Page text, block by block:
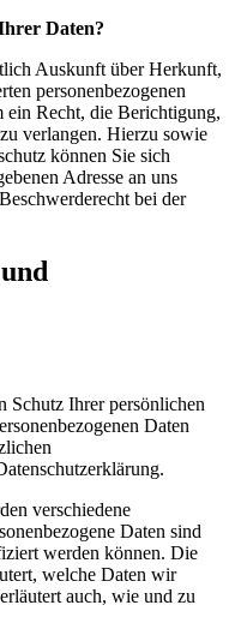
Daten?
Auskunft über Herkunft,
personenbezogenen
ein Recht, die Berichtigung,
verlangen. Hierzu sowie
können Sie sich
Adresse an uns
bei der
Schutz Ihrer persönlichen
Daten
verschiedene
Daten sind
werden können. Die
welche Daten wir
auch, wie und zu